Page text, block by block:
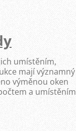
umístěním,
mají významný
výměnou oken
a umístěním